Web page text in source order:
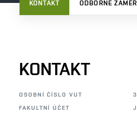
KONTAKT ODBORNÉ
KONTAKT
OSOBNÍ ČÍSLO VUT
FAKULTNÍ ÚČET